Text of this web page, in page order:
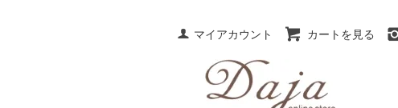
マイアカウント カートを見る